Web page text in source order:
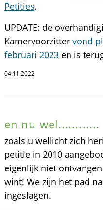
Petities.
UPDATE: de
Kamervoorzitter vond
februari 2023en is
04.11.2022
en nu wel............
zoals u wellicht zich
petitie in 2010
eigenlijk niet
wint! We zijn het pad
ingeslagen.